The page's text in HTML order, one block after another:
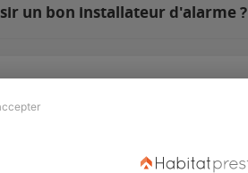
un bon installateur d'alarme ?
Revue de presse